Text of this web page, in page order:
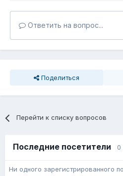
Ответить на вопрос...
Поделиться
Перейти к списку вопросов
Последние посетители 0
Ни одного зарегистрированного